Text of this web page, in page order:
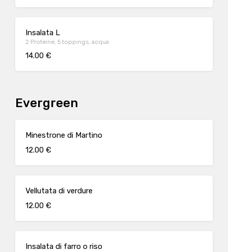
Insalata L
2 Proteine, 5 toppings, acqua
14.00 €
Evergreen
Minestrone di Martino
12.00 €
Vellutata di verdure
12.00 €
Insalata di farro o riso